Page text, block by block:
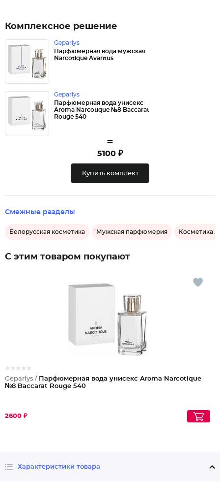
Комплексное решение
Geparlys
Парфюмерная вода мужская
Narcotique Avantus
Geparlys
Парфюмерная вода унисекс
Aroma Narcotique №8 Baccarat
Rouge 540
=
5100 ₽
Купить комплект
Смежные разделы
Белорусская косметика Мужская парфюмерия Косметика
С этим товаром покупают
Geparlys / Парфюмерная вода унисекс Aroma Narcotique
№8 Baccarat Rouge 540
2600 ₽
Характеристики товара